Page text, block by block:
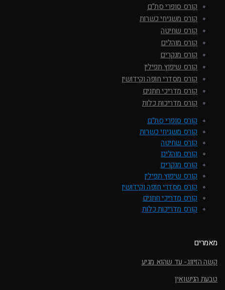
קורס סופרי סת"ם
קורס משגיחי כשרות
קורס שחיטה
קורס מוהלים
קורס מנקרים
קורס שיפוץ תפילין
קורס מסדרי חופה וקידושין
קורס מדריכי חתנים
קורס מדריכות כלות
קורס סופרי סת"ם
קורס משגיחי כשרות
קורס שחיטה
קורס מוהלים
קורס מנקרים
קורס שיפוץ תפילין
קורס מסדרי חופה וקידושין
קורס מדריכי חתנים
קורס מדריכות כלות
מאמרים
קשה הזיווג- עד שהוא מגיע
טבעת הנישואין